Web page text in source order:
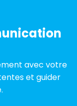
avec votre
et guider